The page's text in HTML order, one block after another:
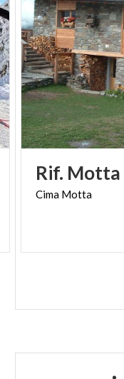
Rif. Motta
Cima Motta